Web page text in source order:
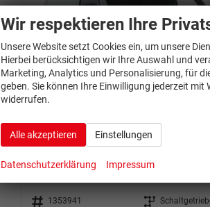
Ford Transit Courier
Trend Klimaaut Temp SYNC4 PDC
Fahrzeugnr. 1353941 Getriebe
Wir respektieren Ihre
Unsere Website setzt Cookies ein, um unsere
Hierbei berücksichtigen wir Ihre Auswahl und
Marketing, Analytics und Personalisierung, für
geben. Sie können Ihre Einwilligung jederzeit mit
widerrufen.
Alle akzeptieren Einstellungen
Datenschutzerklärung Impressum